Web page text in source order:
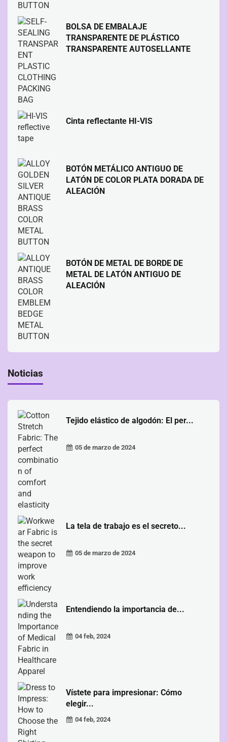
BOLSA DE EMBALAJE
TRANSPARENTE DE PLÁSTICO
TRANSPARENTE AUTOSELLANTE
Cinta reflectante HI-VIS
BOTÓN METÁLICO ANTIGUO DE
LATÓN DE COLOR PLATA DORADA DE
ALEACIÓN
BOTÓN DE METAL DE BORDE DE
METAL DE LATÓN ANTIGUO DE
ALEACIÓN
Noticias
Tejido elástico de algodón: El per...
05 de marzo de 2024
La tela de trabajo es el secreto...
05 de marzo de 2024
Entendiendo la importancia de...
04 feb, 2024
Vístete para impresionar: Cómo
elegir...
04 feb, 2024